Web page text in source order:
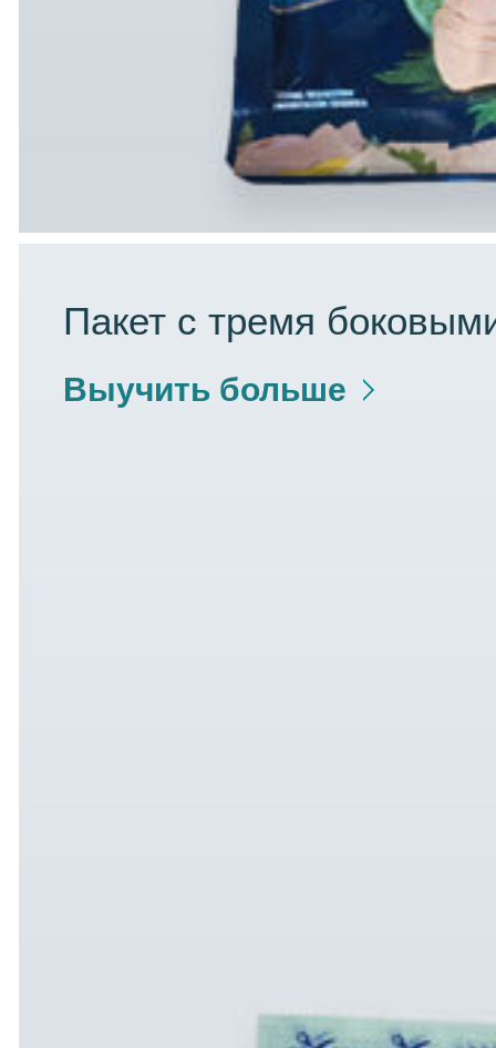
Пакет с тремя
Выучить больше